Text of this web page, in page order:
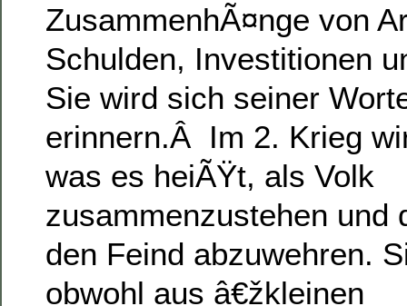
ZusammenhÃ¤nge von
Schulden, Investitionen
Sie wird sich seiner
erinnern.Â Im 2. Krieg
was es heiÃŸt, als Volk
zusammenzustehen und
den Feind abzuwehren.
obwohl aus â€žkleinen